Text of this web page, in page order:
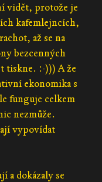
vidět, protože je
kafemlejncích,
až se na
bezcenných
tiskne. :-))) A že
ekonomika s
funguje celkem
nezmůže.
vypovídat
a dokázaly se